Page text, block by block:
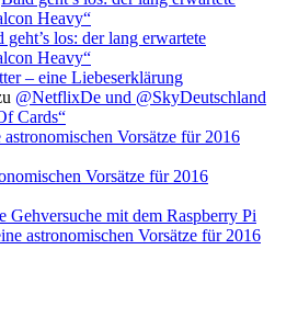
Heavy“
geht’s los: der lang erwartete
Heavy“
– eine Liebeserklärung
@NetflixDe und @SkyDeutschland
Cards“
astronomischen Vorsätze für 2016
Vorsätze für 2016
Gehversuche mit dem Raspberry Pi
astronomischen Vorsätze für 2016